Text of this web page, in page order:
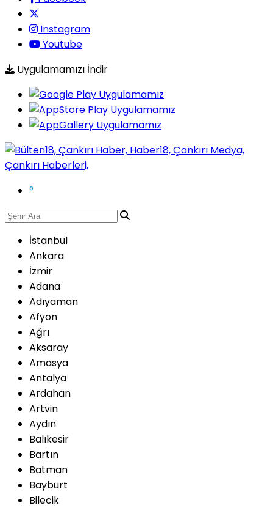
Instagram
Youtube
Uygulamamızı İndir
°
İstanbul
Ankara
İzmir
Adana
Adıyaman
Afyon
Ağrı
Aksaray
Amasya
Antalya
Ardahan
Artvin
Aydın
Balıkesir
Bartın
Batman
Bayburt
Bilecik